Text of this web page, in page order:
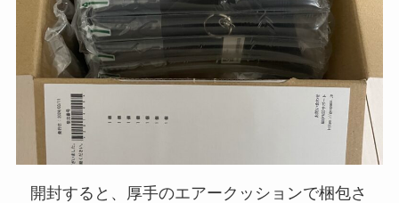
開封すると、厚手のエアークッションで梱包さ